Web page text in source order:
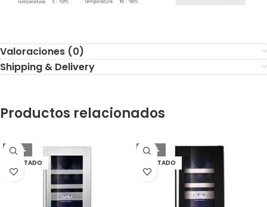
Valoraciones (0)
Shipping & Delivery
Productos relacionados
-28%
AGOTADO
-28%
AGOTADO